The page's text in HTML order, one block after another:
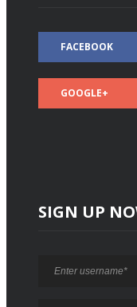
FACEBOOK
GOOGLE+
SIGN UP